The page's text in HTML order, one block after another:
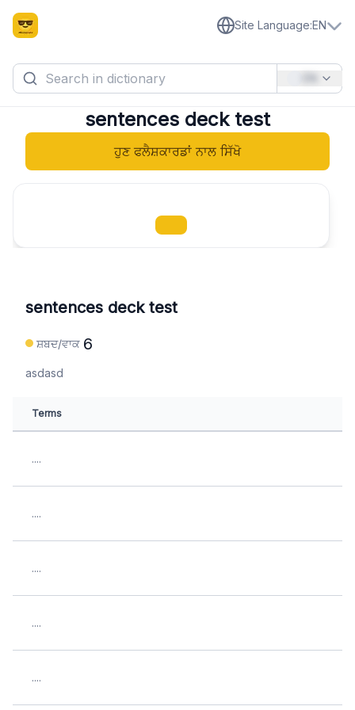
Site Language:EN
sentences deck test
ਹੁਣ ਫਲੈਸ਼ਕਾਰਡਾਂ ਨਾਲ ਸਿੱਖੋ
sentences deck test
ਸ਼ਬਦ/ਵਾਕ 6
asdasd
Terms
....
....
....
....
....